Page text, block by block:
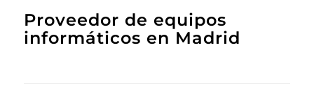
Proveedor de equipos
informáticos en Madrid